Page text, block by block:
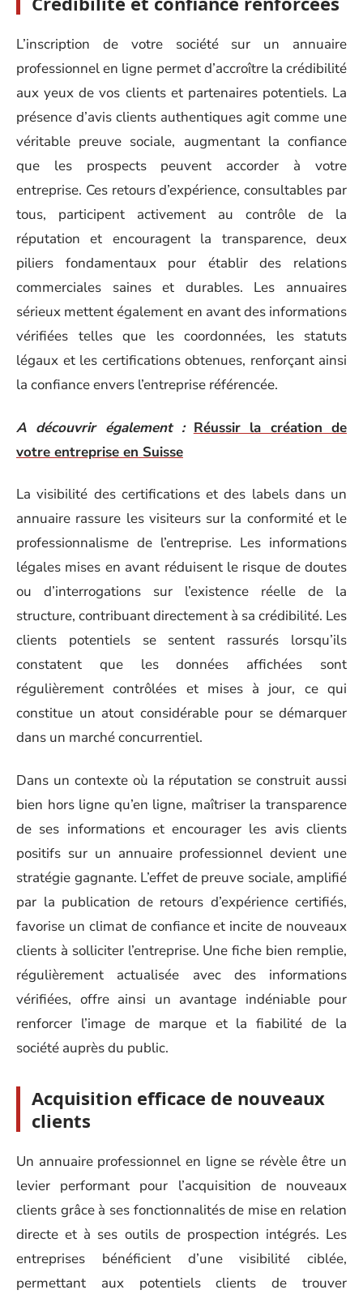
L’inscription de votre société sur un annuaire
professionnel en ligne permet d’accroître la crédibilité
aux yeux de vos clients et partenaires potentiels. La
présence d’avis clients authentiques agit comme une
véritable preuve sociale, augmentant la confiance
que les prospects peuvent accorder à votre
entreprise. Ces retours d’expérience, consultables par
tous, participent activement au contrôle de la
réputation et encouragent la transparence, deux
piliers fondamentaux pour établir des relations
commerciales saines et durables. Les annuaires
sérieux mettent également en avant des informations
vérifiées telles que les coordonnées, les statuts
légaux et les certifications obtenues, renforçant ainsi
la confiance envers l’entreprise référencée.
A découvrir également : Réussir la création de
votre entreprise en Suisse
La visibilité des certifications et des labels dans un
annuaire rassure les visiteurs sur la conformité et le
professionnalisme de l’entreprise. Les informations
légales mises en avant réduisent le risque de doutes
ou d’interrogations sur l’existence réelle de la
structure, contribuant directement à sa crédibilité. Les
clients potentiels se sentent rassurés lorsqu’ils
constatent que les données affichées sont
régulièrement contrôlées et mises à jour, ce qui
constitue un atout considérable pour se démarquer
dans un marché concurrentiel.
Dans un contexte où la réputation se construit aussi
bien hors ligne qu’en ligne, maîtriser la transparence
de ses informations et encourager les avis clients
positifs sur un annuaire professionnel devient une
stratégie gagnante. L’effet de preuve sociale, amplifié
par la publication de retours d’expérience certifiés,
favorise un climat de confiance et incite de nouveaux
clients à solliciter l’entreprise. Une fiche bien remplie,
régulièrement actualisée avec des informations
vérifiées, offre ainsi un avantage indéniable pour
renforcer l’image de marque et la fiabilité de la
société auprès du public.
Acquisition efficace de nouveaux
clients
Un annuaire professionnel en ligne se révèle être un
levier performant pour l’acquisition de nouveaux
clients grâce à ses fonctionnalités de mise en relation
directe et à ses outils de prospection intégrés. Les
entreprises bénéficient d’une visibilité ciblée,
permettant aux potentiels clients de trouver